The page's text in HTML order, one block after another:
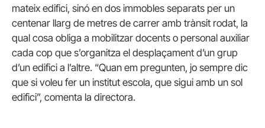
mateix edifici, sinó en dos immobles separats per un
centenar llarg de metres de carrer amb trànsit rodat, la
qual cosa obliga a mobilitzar docents o personal auxiliar
cada cop que s’organitza el desplaçament d’un grup
d’un edifici a l’altre. “Quan em pregunten, jo sempre dic
que si voleu fer un institut escola, que sigui amb un sol
edifici”, comenta la directora.